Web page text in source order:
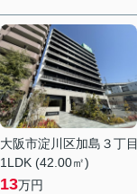
大阪市淀川区加島３丁目
1LDK (42.00㎡)
13万円